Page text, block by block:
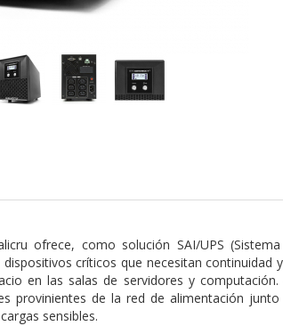
ofrece, como solución SAI/UPS
críticos que necesitan
en las salas de servidores y
provinientes de la red de alimentación
sensibles.